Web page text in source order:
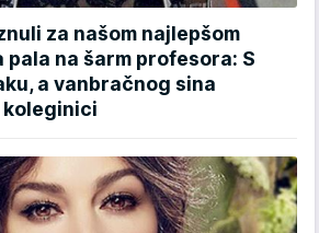
za našom najlepšom
pala na šarm profesora: S
a vanbračnog sina
koleginici